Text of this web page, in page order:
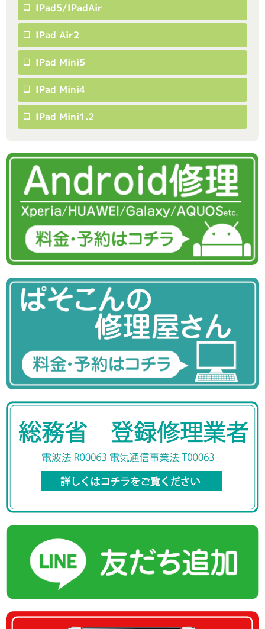
IPad5/iPadAir
IPad Air2
IPad Mini5
IPad Mini4
IPad Mini1.2